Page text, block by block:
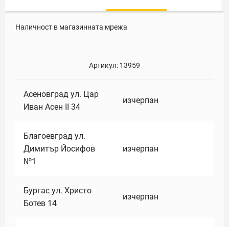
Наличност в магазинната мрежа
Артикул: 13959
Асеновград ул. Цар
Иван Асен II 34
изчерпан
Благоевград ул.
Димитър Йосифов
№1
изчерпан
Бургас ул. Христо
Ботев 14
изчерпан